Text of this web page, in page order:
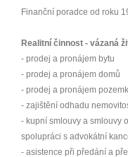
Finanční poradce od roku
Realitní činnost - vázaná
- prodej a pronájem bytu
- prodej a pronájem domů
- prodej a pronájem
- zajištění odhadu
- kupní smlouvy a smlouvy
spolupráci s advokátní
- asistence při předání a